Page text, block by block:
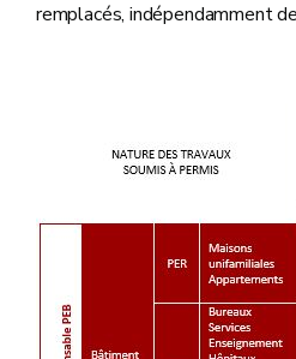
remplacés, indépendamment